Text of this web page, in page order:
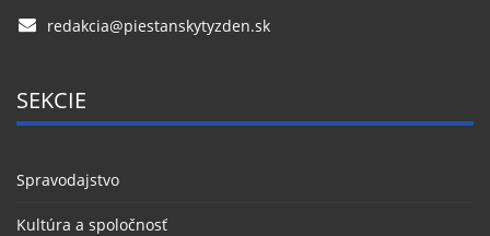
redakcia@piestanskytyzden.sk
SEKCIE
Spravodajstvo
Kultúra a spoločnosť